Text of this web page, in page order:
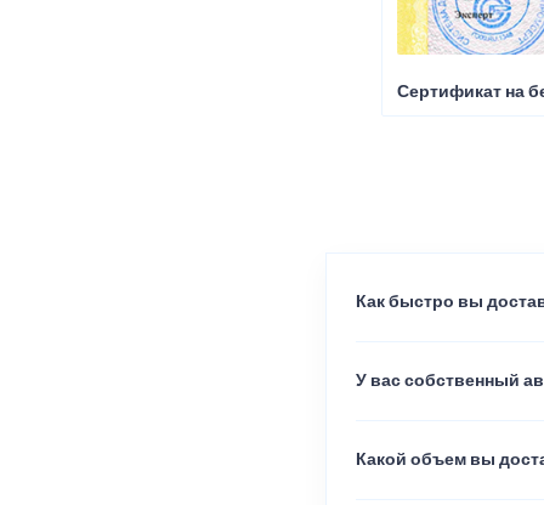
Сертификат на
Как быстро вы
У вас собственный
Какой объем вы